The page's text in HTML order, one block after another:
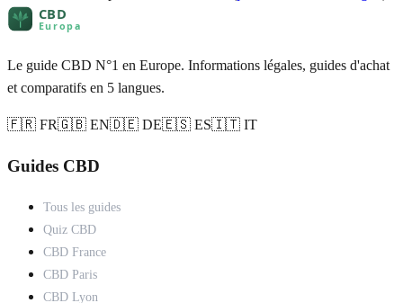
Le guide CBD N°1 en Europe. Informations légales, guides d'achat
et comparatifs en 5 langues.
🇫🇷 FR🇬🇧 EN🇩🇪 DE🇪🇸 ES🇮🇹 IT
Guides CBD
Tous les guides
Quiz CBD
CBD France
CBD Paris
CBD Lyon